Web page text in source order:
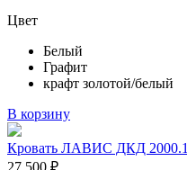
Цвет
Белый
Графит
крафт золотой/белый
В корзину
Кровать ЛАВИС ДКД 2000.1
27 500 ₽